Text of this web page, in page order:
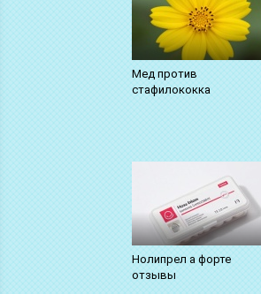
Мед против
стафилококка
Нолипрел а форте
отзывы